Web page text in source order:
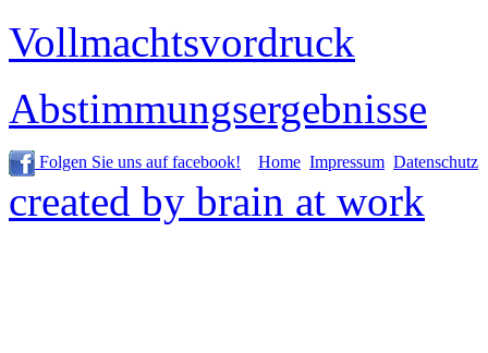
Vollmachtsvordruck
Abstimmungsergebnisse
Folgen Sie uns auf facebook! Home Impressum Datenschutz
created by brain at work